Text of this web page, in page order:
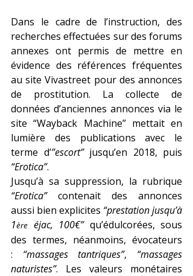
Dans le cadre de l’instruction, des
recherches effectuées sur des forums
annexes ont permis de mettre en
évidence des références fréquentes
au site Vivastreet pour des annonces
de prostitution. La collecte de
données d’anciennes annonces via le
site “Wayback Machine” mettait en
lumière des publications avec le
terme d’”escort”
“Erotica”.
“Erotica” contenait des annonces
aussi bien explicites “prestation jusqu’à
1ère éjac, 100€” qu’édulcorées, sous
des termes, néanmoins, évocateurs
: “massages tantriques”, “massages
naturistes”. Les valeurs monétaires